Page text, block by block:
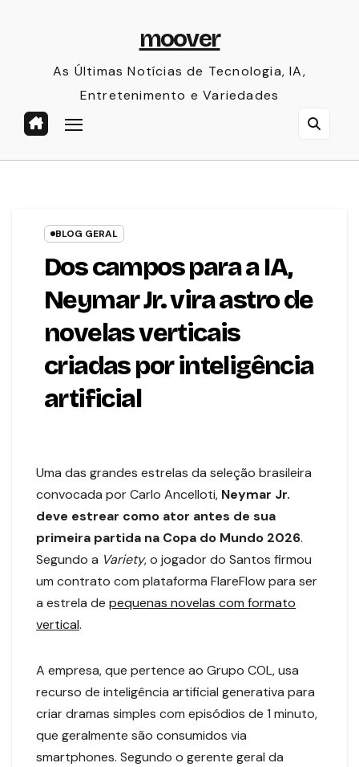
moover
As Últimas Notícias de Tecnologia, IA,
Entretenimento e Variedades
BLOG GERAL
Dos campos para a IA,
Neymar Jr. vira astro de
novelas verticais
criadas por inteligência
artificial
Uma das grandes estrelas da seleção brasileira
convocada por Carlo Ancelloti, Neymar Jr.
deve estrear como ator antes de sua
primeira partida na Copa do Mundo 2026.
Segundo a Variety, o jogador do Santos firmou
um contrato com plataforma FlareFlow para ser
a estrela de pequenas novelas com formato
vertical.
A empresa, que pertence ao Grupo COL, usa
recurso de inteligência artificial generativa para
criar dramas simples com episódios de 1 minuto,
que geralmente são consumidos via
smartphones. Segundo o gerente geral da